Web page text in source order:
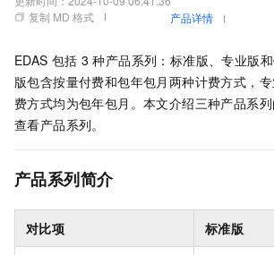
复制 MD 格式
产品详情
EDAS 包括 3 种产品系列：标准版、专业版和
版包含按量付费和包年包月两种计费方式，
费方式均为包年包月。 本文介绍三种产品系
查看产品系列。
产品系列简介
对比项 标准版